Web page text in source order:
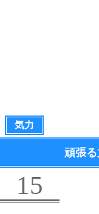
気力
頑張
15